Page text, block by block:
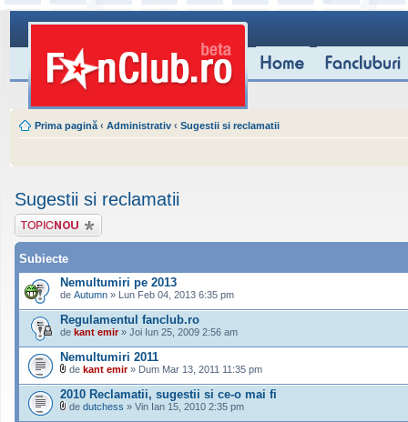
Prima pagină ‹ Administrativ ‹ Sugestii si reclamatii
Sugestii si reclamatii
Scrie un subiect
nou
Subiecte
Nemultumiri pe 2013
de Autumn » Lun Feb 04, 2013 6:35 pm
Regulamentul fanclub.ro
de kant emir» Joi Iun 25, 2009 2:56 am
Nemultumiri 2011
de kant emir» Dum Mar 13, 2011 11:35 pm
2010 Reclamatii, sugestii si ce-o mai fi
de dutchess » Vin Ian 15, 2010 2:35 pm